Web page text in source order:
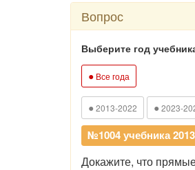
Вопрос
Выберите год
● Все года
● 2013-2022 ● 2023-
№1004 учебника
Докажите, что